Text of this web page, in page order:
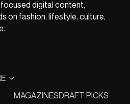
digital content,
on fashion, lifestyle, culture,
MAGAZINESDRAFT PICKS